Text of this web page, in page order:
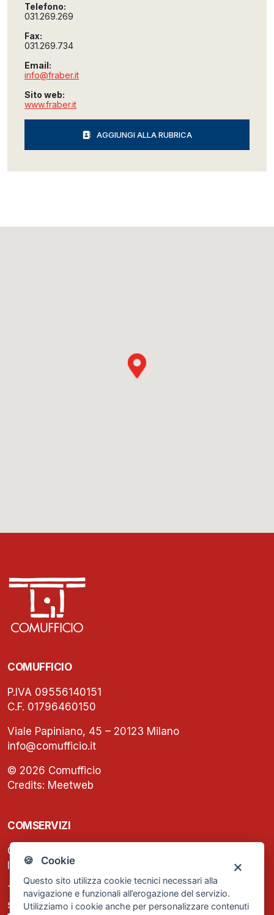
🍪 Cookie
Questo sito utilizza cookie tecnici necessari alla
navigazione e funzionali all’erogazione del servizio.
Utilizziamo i cookie anche per personalizzare contenuti
Telefono:
031.269.269
Fax:
031.269.734
Email:
info@fraber.it
Sito web:
www.fraber.it
AGGIUNGI ALLA RUBRICA
COMUFFICIO
P.IVA 09556140151
C.F. 01796460150
Viale Papiniano, 45 – 20123 Milano
info@comufficio.it
© 2026 Comufficio
Credits: Meetweb
COMSERVIZI
C.F. e P.IVA: 13474420158
Iscrizione REA Milano n. 1656740
Tel. +39 02 2838 1307
segreteria@comservizi.eu